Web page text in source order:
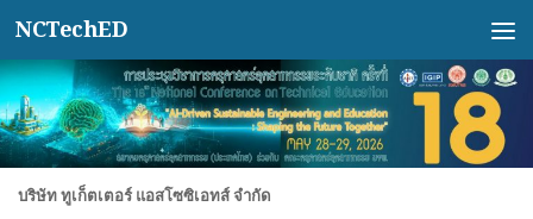
Skip to content
NCTechED
บริษัท ทูเก็ตเตอร์ แอสโซซิเอทส์ จำกัด